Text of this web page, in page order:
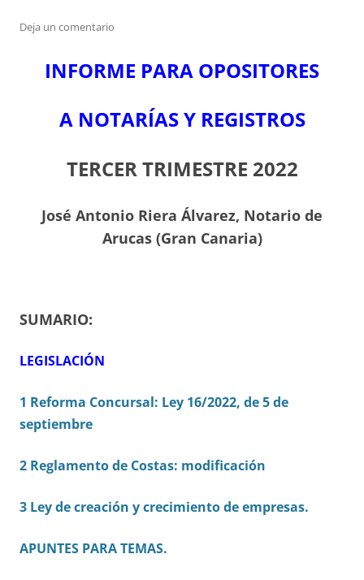
Deja un comentario
INFORME PARA OPOSITORES
A NOTARÍAS Y REGISTROS
TERCER TRIMESTRE 2022
José Antonio Riera Álvarez, Notario de
Arucas (Gran Canaria)
SUMARIO:
LEGISLACIÓN
1 Reforma Concursal: Ley 16/2022, de 5 de
septiembre
2 Reglamento de Costas: modificación
3 Ley de creación y crecimiento de empresas.
APUNTES PARA TEMAS.